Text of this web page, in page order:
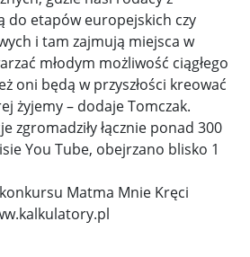
do etapów europejskich czy
i tam zajmują miejsca w
młodym możliwość ciągłego
oni będą w przyszłości kreować
żyjemy – dodaje Tomczak.
zgromadziły łącznie ponad 300
You Tube, obejrzano blisko 1
Matma Mnie Kręci